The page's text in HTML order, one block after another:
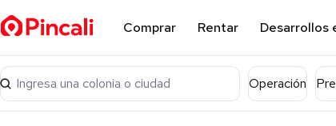
Comprar Rentar Desarrollos
Ingresa una colonia o ciudad Operación